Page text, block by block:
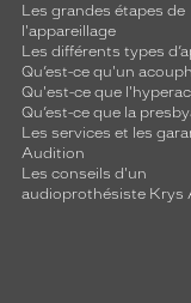
Les grandes étapes de
l'appareillage
Les différents types
Qu’est-ce qu'un
Qu'est-ce que
Qu’est-ce que la
Les services et les
Audition
Les conseils d'un
audioprothésiste Krys